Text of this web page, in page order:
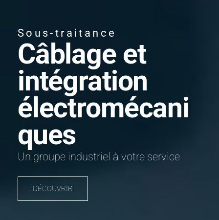
Sous-traitance
Câblage et
intégration
électromécani
ques
Un groupe industriel à votre service
DÉCOUVRIR